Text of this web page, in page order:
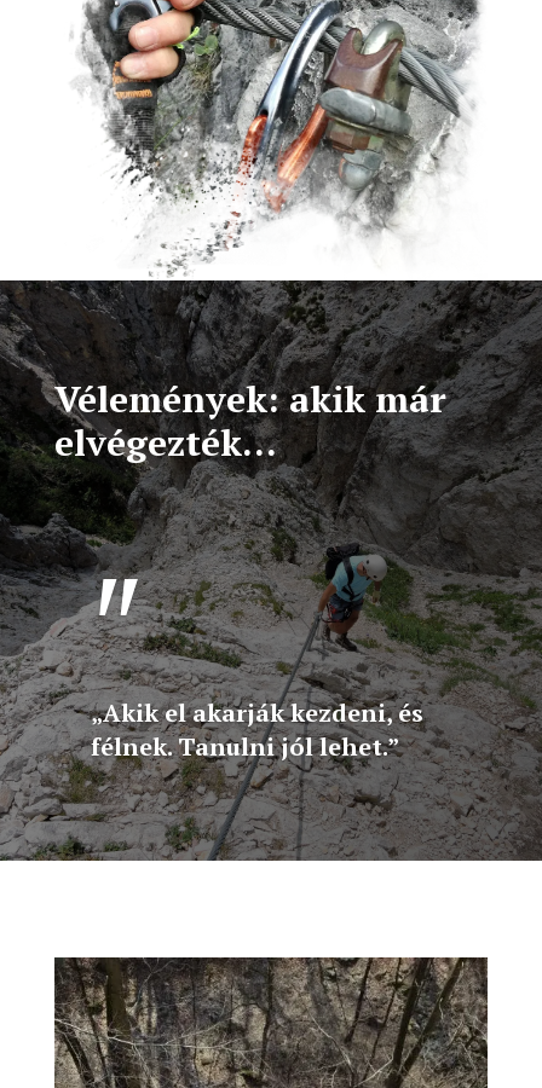
Vélemények: akik már
elvégezték…
"
„Akik el akarják kezdeni, és
félnek. Tanulni jól lehet.”